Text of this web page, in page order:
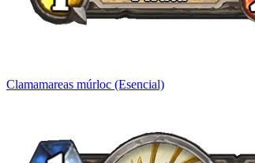
Clamamareas múrloc (Esencial)